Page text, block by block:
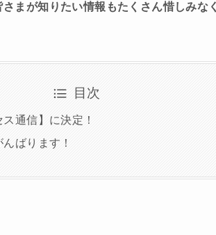
さまが知りたい情報もたくさん惜しみな
目次
通信】に決定！
ばります！